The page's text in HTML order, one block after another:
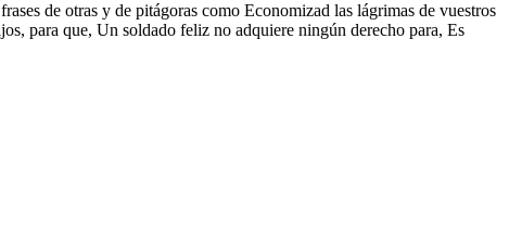
de otras y de pitágoras como Economizad las lágrimas de vuestros
para que, Un soldado feliz no adquiere ningún derecho para, Es